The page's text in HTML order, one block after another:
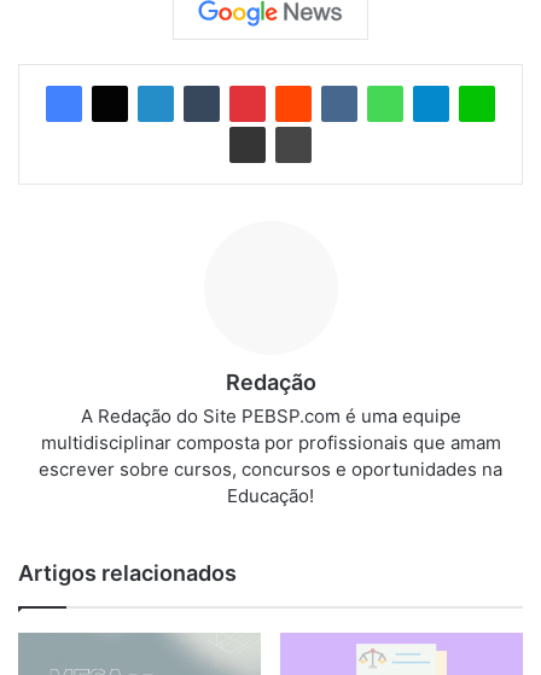
Redação
A Redação do Site PEBSP.com é uma equipe
multidisciplinar composta por profissionais que amam
escrever sobre cursos, concursos e oportunidades na
Educação!
Artigos relacionados